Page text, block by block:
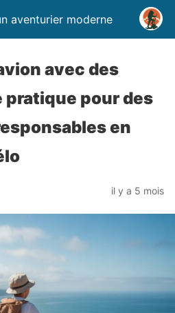
aventurier moderne
avec des
pratique pour des
en
il y a 5 mois